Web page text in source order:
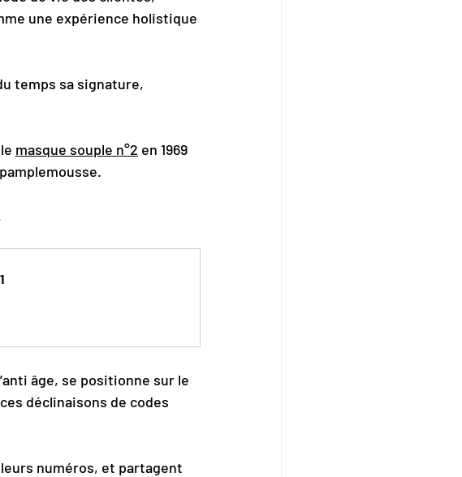
une expérience holistique
temps sa signature,
masque souple n°2 en 1969
âge, se positionne sur le
déclinaisons de codes
numéros, et partagent